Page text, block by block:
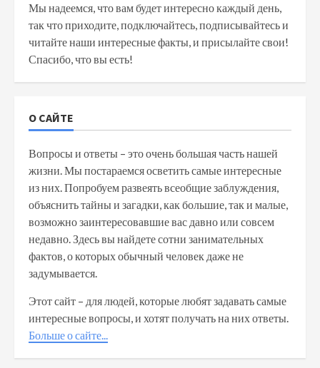
Мы надеемся, что вам будет интересно каждый день,
так что приходите, подключайтесь, подписывайтесь и
читайте наши интересные факты, и присылайте свои!
Спасибо, что вы есть!
О САЙТЕ
Вопросы и ответы – это очень большая часть нашей
жизни. Мы постараемся осветить самые интересные
из них. Попробуем развеять всеобщие заблуждения,
объяснить тайны и загадки, как большие, так и малые,
возможно заинтересовавшие вас давно или совсем
недавно. Здесь вы найдете сотни занимательных
фактов, о которых обычный человек даже не
задумывается.
Этот сайт – для людей, которые любят задавать самые
интересные вопросы, и хотят получать на них ответы.
Больше о сайте...